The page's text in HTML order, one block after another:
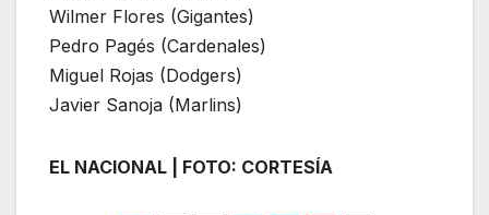
Wilmer Flores (Gigantes)
Pedro Pagés (Cardenales)
Miguel Rojas (Dodgers)
Javier Sanoja (Marlins)
EL NACIONAL | FOTO: CORTESÍA